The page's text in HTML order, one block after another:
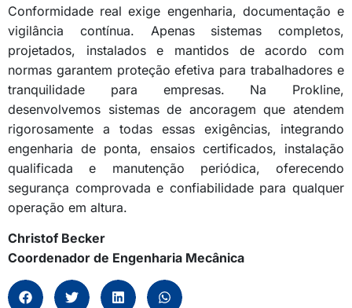
Conformidade real exige engenharia, documentação e
vigilância contínua. Apenas sistemas completos,
projetados, instalados e mantidos de acordo com
normas garantem proteção efetiva para trabalhadores e
tranquilidade para empresas. Na Prokline,
desenvolvemos sistemas de ancoragem que atendem
rigorosamente a todas essas exigências, integrando
engenharia de ponta, ensaios certificados, instalação
qualificada e manutenção periódica, oferecendo
segurança comprovada e confiabilidade para qualquer
operação em altura.
Christof Becker
Coordenador de Engenharia Mecânica